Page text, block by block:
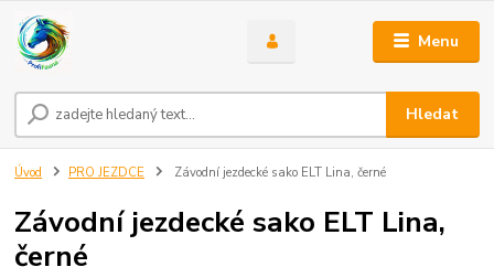
Menu
Hledat
Úvod PRO JEZDCE Závodní jezdecké sako ELT Lina, černé
Závodní jezdecké sako ELT Lina,
černé